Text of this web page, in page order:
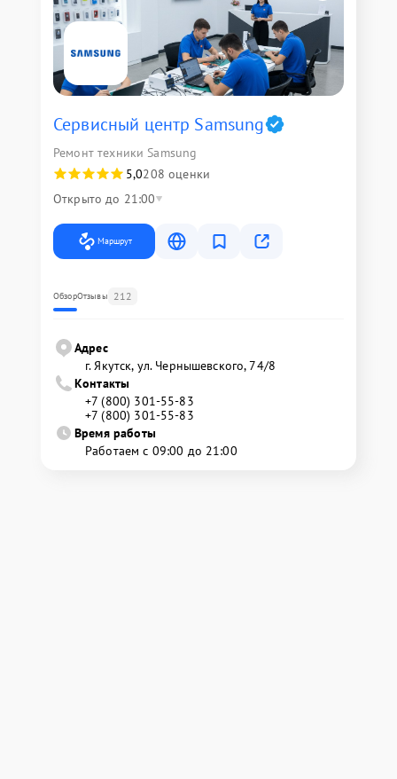
Сервисный центр Samsung
Ремонт техники Samsung
5,0208 оценки
Открыто до 21:00
Маршрут
ОбзорОтзывы 212
Адрес
г. Якутск, ул. Чернышевского, 74/8
Контакты
+7 (800) 301-55-83
+7 (800) 301-55-83
Время работы
Работаем с 09:00 до 21:00